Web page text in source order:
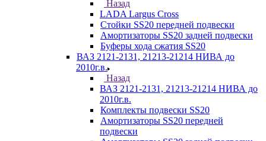
Назад
LADA Largus Cross
Стойки SS20 передней подвески
Амортизаторы SS20 задней подвески
Буферы хода сжатия SS20
ВАЗ 2121-2131, 21213-21214 НИВА до
2010г.в.
Назад
ВАЗ 2121-2131, 21213-21214 НИВА до
2010г.в.
Комплекты подвески SS20
Амортизаторы SS20 передней
подвески